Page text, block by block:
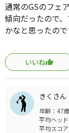
通常のGSのフェ
傾向だったので
かなと思ったの
理想に近い球筋
ラブだと思いま
も良いです。中
いいね
きくさん
年齢：47歳
平均ヘッ
平均スコ